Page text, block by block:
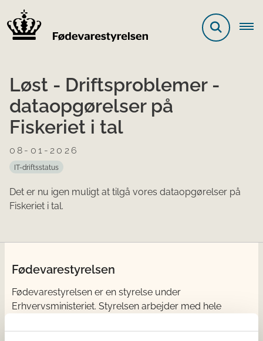
Løst - Driftsproblemer -
dataopgørelser på
Fiskeriet i tal
08-01-2026
IT-driftsstatus
Det er nu igen muligt at tilgå vores dataopgørelser på
Fiskeriet i tal.
Fødevarestyrelsen
Fødevarestyrelsen er en styrelse under
Erhvervsministeriet. Styrelsen arbejder med hele
dyresundhed og sikker, sund mad. Vi står bag De